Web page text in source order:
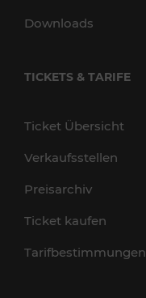
Downloads
TICKETS & TARIFE
Ticket Übersicht
Verkaufsstellen
Preisarchiv
Ticket kaufen
Tarifbestimmungen